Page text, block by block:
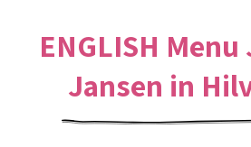
ENGLISH
Jansen in